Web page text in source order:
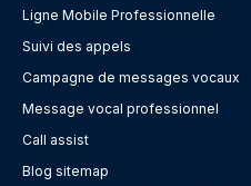
Ligne Mobile Professionnelle
Suivi des appels
Campagne de messages vocaux
Message vocal professionnel
Call assist
Blog sitemap